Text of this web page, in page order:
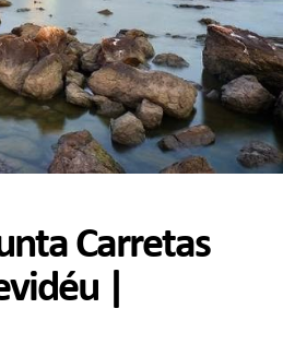
Carretas
|